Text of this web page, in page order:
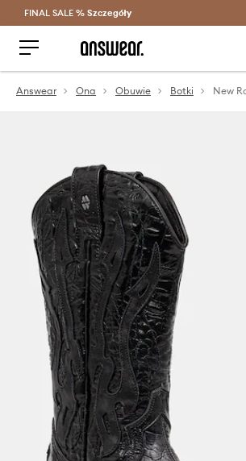
Oszczędzaj z Answear Club >
FINAL SALE % Szczegóły
Answear Ona Obuwie Botki